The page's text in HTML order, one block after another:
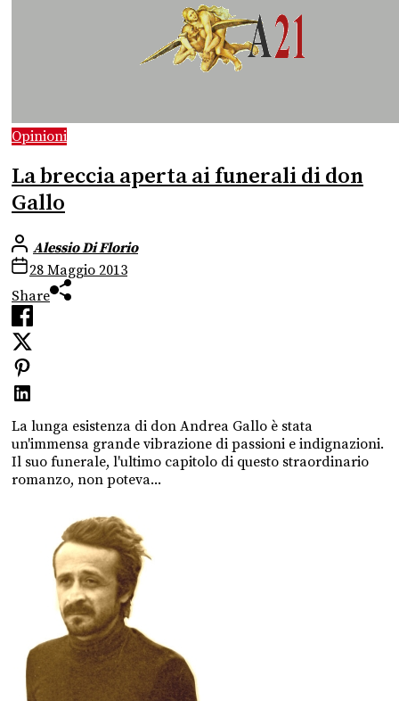
Opinioni
La breccia aperta ai funerali di don
Gallo
Alessio Di Florio
28 Maggio 2013
Share
La lunga esistenza di don Andrea Gallo è stata
un'immensa grande vibrazione di passioni e indignazioni.
Il suo funerale, l'ultimo capitolo di questo straordinario
romanzo, non poteva...